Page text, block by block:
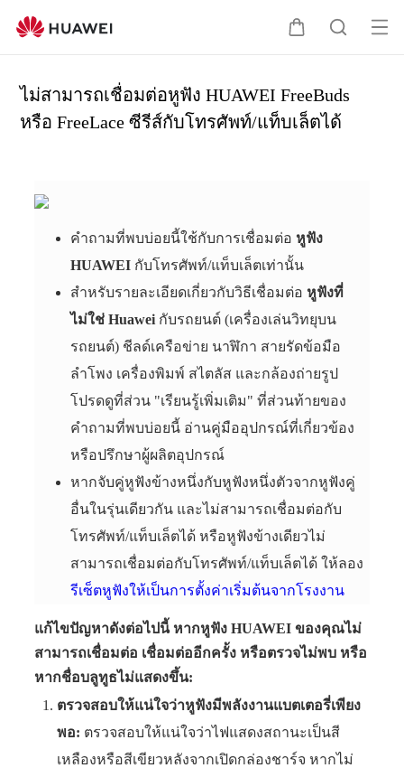
ต
ร้
า
ค้
า
เปิ
ไม่สามารถเชื่อมต่อหูฟัง HUAWEI FreeBuds
หรือ FreeLace ซีรีส์กับโทรศัพท์/แท็บเล็ตได้
คำถามที่พบบ่อยนี้ใช้กับการเชื่อมต่อ หูฟัง
HUAWEI กับโทรศัพท์/แท็บเล็ตเท่านั้น
สำหรับรายละเอียดเกี่ยวกับวิธีเชื่อมต่อ หูฟังที่
ไม่ใช่ Huawei กับรถยนต์ (เครื่องเล่นวิทยุบน
รถยนต์) ชีลด์เครือข่าย นาฬิกา สายรัดข้อมือ
ลำโพง เครื่องพิมพ์ สไตลัส และกล้องถ่ายรูป
โปรดดูที่ส่วน "เรียนรู้เพิ่มเติม" ที่ส่วนท้ายของ
คำถามที่พบบ่อยนี้ อ่านคู่มืออุปกรณ์ที่เกี่ยวข้อง
หรือปรึกษาผู้ผลิตอุปกรณ์
หากจับคู่หูฟังข้างหนึ่งกับหูฟังหนึ่งตัวจากหูฟังคู่
อื่นในรุ่นเดียวกัน และไม่สามารถเชื่อมต่อกับ
โทรศัพท์/แท็บเล็ตได้ หรือหูฟังข้างเดียวไม่
สามารถเชื่อมต่อกับโทรศัพท์/แท็บเล็ตได้ ให้ลอง
รีเซ็ตหูฟังให้เป็นการตั้งค่าเริ่มต้นจากโรงงาน
แก้ไขปัญหาดังต่อไปนี้ หากหูฟัง HUAWEI ของคุณไม่
สามารถเชื่อมต่อ เชื่อมต่ออีกครั้ง หรือตรวจไม่พบ หรือ
หากชื่อบลูทูธไม่แสดงขึ้น:
ตรวจสอบให้แน่ใจว่าหูฟังมีพลังงานแบตเตอรี่เพียง
พอ: ตรวจสอบให้แน่ใจว่าไฟแสดงสถานะเป็นสี
เหลืองหรือสีเขียวหลังจากเปิดกล่องชาร์จ หากไม่